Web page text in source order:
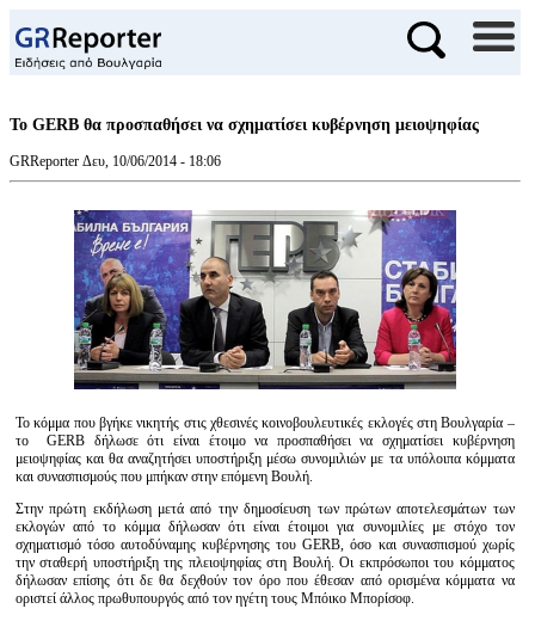
Το GERB θα προσπαθήσει να σχηματίσει κυβέρνηση μειοψηφίας
GRReporter Δευ, 10/06/2014 - 18:06
Το κόμμα που βγήκε νικητής στις χθεσινές κοινοβουλευτικές εκλογές στη Βουλγαρία –
το GERB δήλωσε ότι είναι έτοιμο να προσπαθήσει να σχηματίσει κυβέρνηση
μειοψηφίας και θα αναζητήσει υποστήριξη μέσω συνομιλιών με τα υπόλοιπα κόμματα
και συνασπισμούς που μπήκαν στην επόμενη Βουλή.
Στην πρώτη εκδήλωση μετά από την δημοσίευση των πρώτων αποτελεσμάτων των
εκλογών από το κόμμα δήλωσαν ότι είναι έτοιμοι για συνομιλίες με στόχο τον
σχηματισμό τόσο αυτοδύναμης κυβέρνησης του GERB, όσο και συνασπισμού χωρίς
την σταθερή υποστήριξη της πλειοψηφίας στη Βουλή. Οι εκπρόσωποι του κόμματος
δήλωσαν επίσης ότι δε θα δεχθούν τον όρο που έθεσαν από ορισμένα κόμματα να
οριστεί άλλος πρωθυπουργός από τον ηγέτη τους Μπόικο Μπορίσοφ.